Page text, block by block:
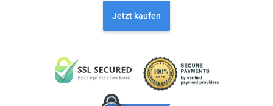
Jetzt kaufen